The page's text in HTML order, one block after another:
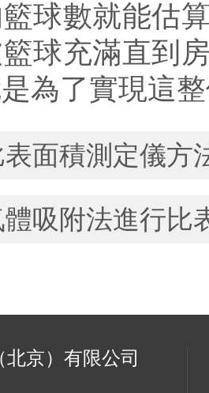
球數就能估
球充滿直到
為了實現這整
表面積測定儀方
體吸附法進行比
京）有限公司